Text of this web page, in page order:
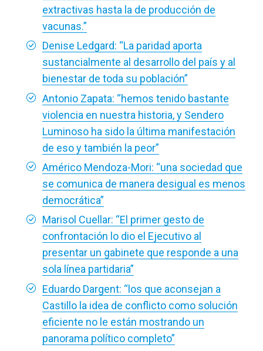
extractivas hasta la de producción de
vacunas.”
Denise Ledgard: “La paridad aporta
sustancialmente al desarrollo del país y al
bienestar de toda su población”
Antonio Zapata: “hemos tenido bastante
violencia en nuestra historia, y Sendero
Luminoso ha sido la última manifestación
de eso y también la peor”
Américo Mendoza-Mori: “una sociedad que
se comunica de manera desigual es menos
democrática”
Marisol Cuellar: “El primer gesto de
confrontación lo dio el Ejecutivo al
presentar un gabinete que responde a una
sola línea partidaria”
Eduardo Dargent: “los que aconsejan a
Castillo la idea de conflicto como solución
eficiente no le están mostrando un
panorama político completo”